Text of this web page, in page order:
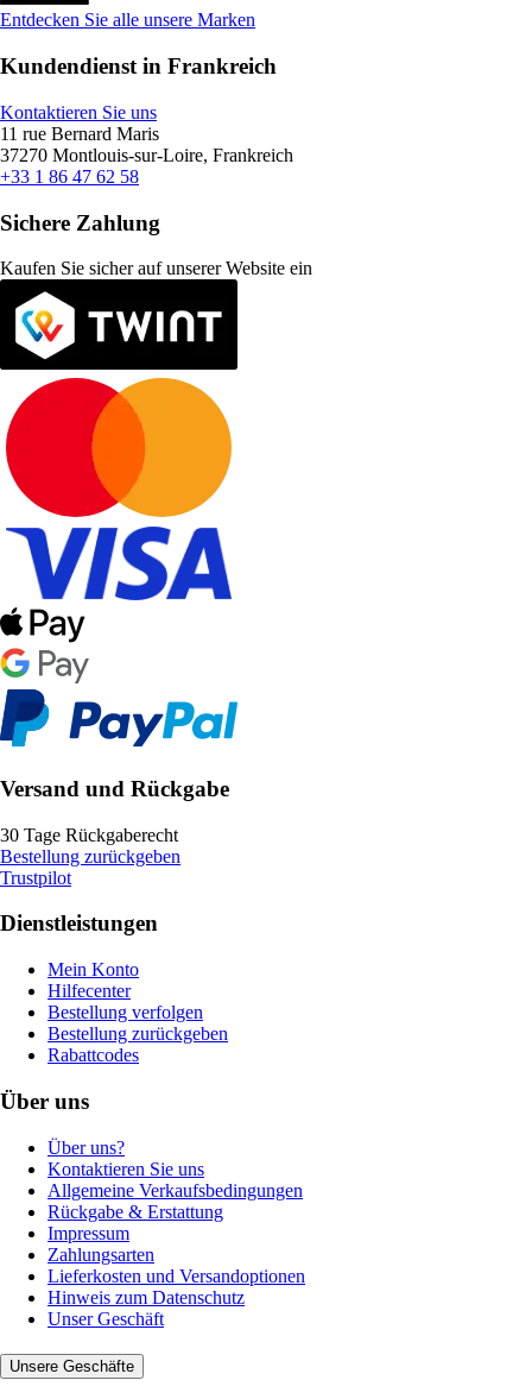
Entdecken Sie alle unsere Marken
Kundendienst in Frankreich
Kontaktieren Sie uns
11 rue Bernard Maris
37270 Montlouis-sur-Loire, Frankreich
+33 1 86 47 62 58
Sichere Zahlung
Kaufen Sie sicher auf unserer Website ein
Versand und Rückgabe
30 Tage Rückgaberecht
Bestellung zurückgeben
Trustpilot
Dienstleistungen
Mein Konto
Hilfecenter
Bestellung verfolgen
Bestellung zurückgeben
Rabattcodes
Über uns
Über uns?
Kontaktieren Sie uns
Allgemeine Verkaufsbedingungen
Rückgabe & Erstattung
Impressum
Zahlungsarten
Lieferkosten und Versandoptionen
Hinweis zum Datenschutz
Unser Geschäft
Unsere Geschäfte